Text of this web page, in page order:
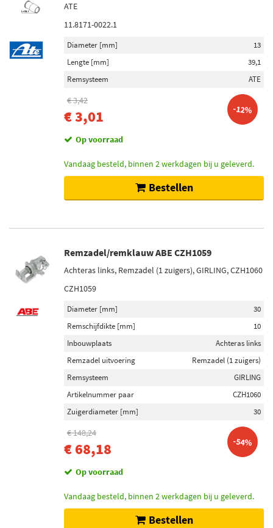
ATE
11.8171-0022.1
Diameter [mm]
13
Lengte [mm]
39,1
Remsysteem
ATE
€ 3,42
€ 3,01 -12%
Op voorraad
Vandaag besteld, binnen 2 werkdagen bij u geleverd.
Bestellen
Remzadel/remklauw ABE CZH1059
Achteras links, Remzadel (1 zuigers), GIRLING, CZH1060
CZH1059
Diameter [mm]
30
Remschijfdikte [mm]
10
Inbouwplaats
Achteras links
Remzadel uitvoering
Remzadel (1 zuigers)
Remsysteem
GIRLING
Artikelnummer paar
CZH1060
Zuigerdiameter [mm]
30
€ 148,24
€ 68,18 -54%
Op voorraad
Vandaag besteld, binnen 2 werkdagen bij u geleverd.
Bestellen